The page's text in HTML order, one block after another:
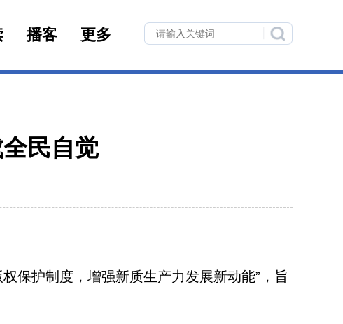
播客 更多
民自觉
护制度，增强新质生产力发展新动能”，旨